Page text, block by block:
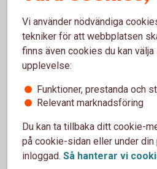
Pensionstips för
Ska du börja pensionsspara,
kommer i gång? Ta del av
Pensionstips för olikaåldrar
Vi använder nödvändiga
tekniker för att webbplatsen
finns även cookies du kan
upplevelse:
Funktioner, prestanda och
Relevant marknadsföring
Du kan ta tillbaka ditt cookie-
på cookie-sidan eller under din
inloggad. Så hanterar vi